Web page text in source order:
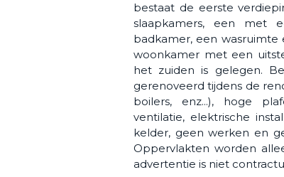
bestaat de eerste
slaapkamers, een met
badkamer, een
woonkamer met een
het zuiden is gelegen.
gerenoveerd tijdens de
boilers, enz...), hoge
ventilatie, elektrische
kelder, geen werken en
Oppervlakten worden
advertentie is niet